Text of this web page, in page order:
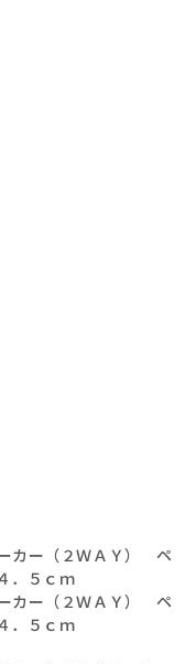
カー（２ＷＡＹ） ペ
．５ｃｍ
カー（２ＷＡＹ） ペ
．５ｃｍ